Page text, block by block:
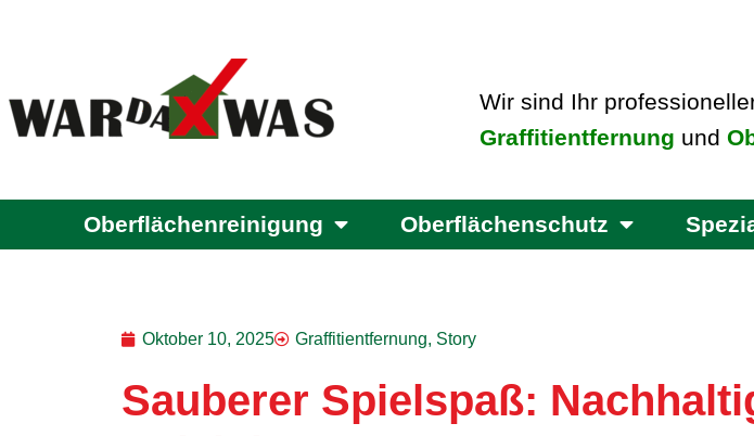
springen
Wir sind Ihr
Graffitientfernung und
Oberflächenreinigung Oberflächenschutz
Oktober 10, 2025 Graffitientfernung, Story
Sauberer Spielspaß: